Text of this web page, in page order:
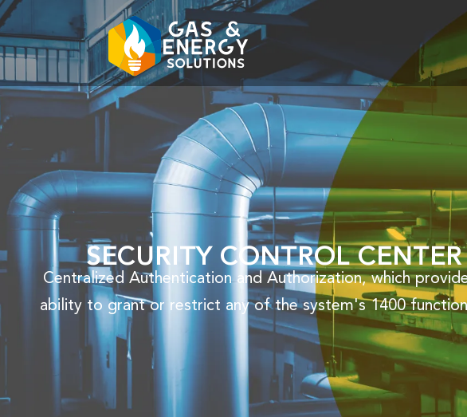
SECURITY CONTROL CENTER
Centralized Authentication and Authorization, which
ability to grant or restrict any of the system's 1400